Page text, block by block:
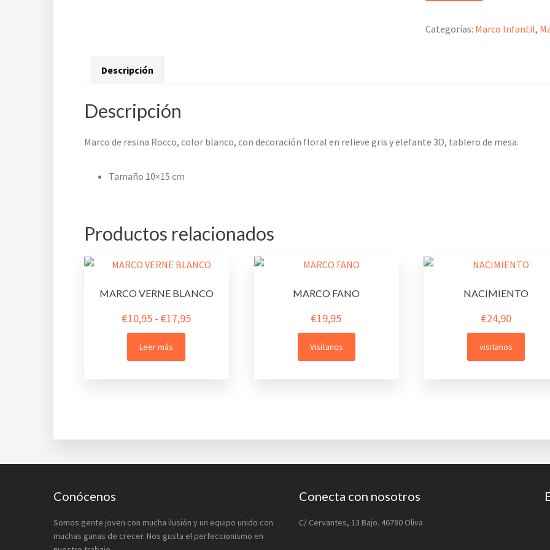
Categorías: Marco Infantil,
Descripción
Descripción
Marco de resina Rocco, color blanco, con decoración floral en relieve gris y elefante 3D, tablero de mesa.
Tamaño 10×15 cm
Productos relacionados
MARCO VERNE BLANCO
€10,95 - €17,95Rango
Leer más
MARCO FANO
€19,95
Visítanos
NACIMIENTO
€24,90
visitanos
FooterConócenos
Somos gente joven con mucha ilusión y un equipo unido con
muchas ganas de crecer. Nos gusta el perfeccionismo en
Conecta con nosotros
C/ Cervantes, 13 Bajo. 46780 Oliva